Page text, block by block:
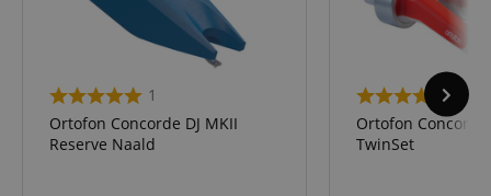
1
Ortofon Concorde DJ MKII
Reserve Naald
Ortofon
TwinSet